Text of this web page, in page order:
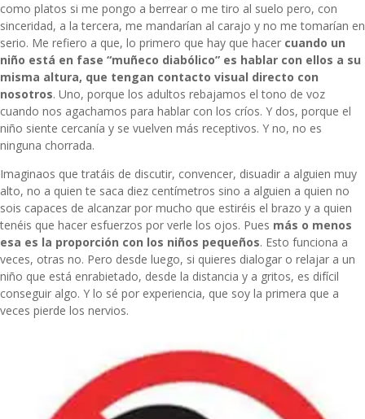
como platos si me pongo a berrear o me tiro al suelo pero, con
sinceridad, a la tercera, me mandarían al carajo y no me tomarían en
serio. Me refiero a que, lo primero que hay que hacer cuando un
niño está en fase “muñeco diabólico” es hablar con ellos a su
misma altura, que tengan contacto visual directo con
nosotros. Uno, porque los adultos rebajamos el tono de voz
cuando nos agachamos para hablar con los críos. Y dos, porque el
niño siente cercanía y se vuelven más receptivos. Y no, no es
ninguna chorrada.
Imaginaos que tratáis de discutir, convencer, disuadir a alguien muy
alto, no a quien te saca diez centímetros sino a alguien a quien no
sois capaces de alcanzar por mucho que estiréis el brazo y a quien
tenéis que hacer esfuerzos por verle los ojos. Pues más o menos
esa es la proporción con los niños pequeños. Esto funciona a
veces, otras no. Pero desde luego, si quieres dialogar o relajar a un
niño que está enrabietado, desde la distancia y a gritos, es difícil
conseguir algo. Y lo sé por experiencia, que soy la primera que a
veces pierde los nervios.